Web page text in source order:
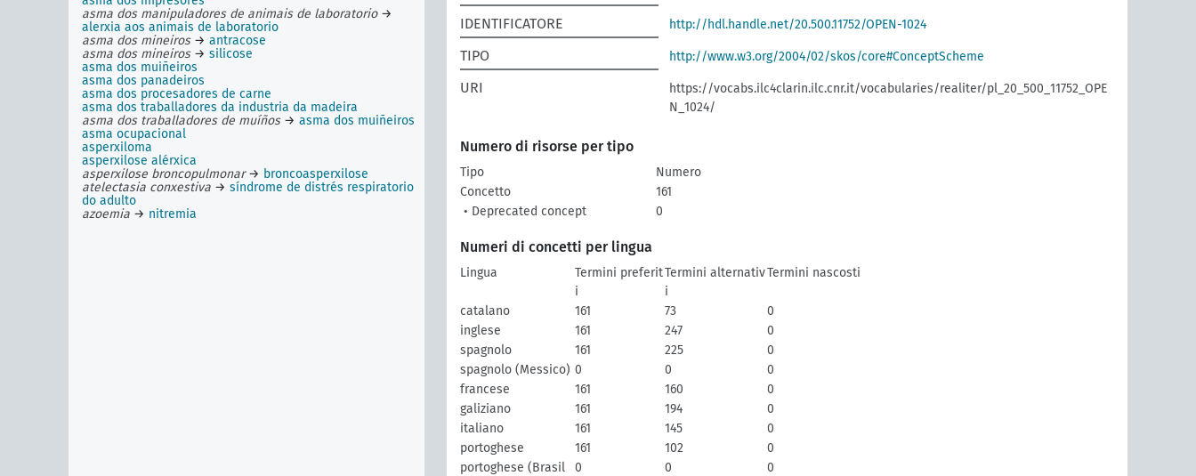
asma dos manipuladores de animais de laboratorio→
alerxia aos animais de laboratorio
asma dos mineiros→ antracose
asma dos mineiros→ silicose
asma dos muiñeiros
asma dos panadeiros
asma dos procesadores de carne
asma dos traballadores da industria da madeira
asma dos traballadores de muíños→ asma dos muiñeiros
asma ocupacional
asperxiloma
asperxilose alérxica
asperxilose broncopulmonar→ broncoasperxilose
atelectasia conxestiva → síndrome de distrés respiratorio
do adulto
azoemia → nitremia
IDENTIFICATORE http://hdl.handle.net/20.500.11752/OPEN-1024
TIPO http://www.w3.org/2004/02/skos/core#ConceptScheme
URI
https://vocabs.ilc4clarin.ilc.cnr.it/vocabularies/realiter/pl_20_500_11752_OPE
N_1024/
Numero di risorse per tipo
Tipo
Numero
Concetto
161
• Deprecated concept
0
Numeri di concetti per lingua
Lingua
Termini preferit
i
Termini alternativ
i
Termini nascosti
catalano 161 73
0
inglese
161 247
0
spagnolo
161 225
0
spagnolo (Messico) 0 0
0
francese
161 160
0
galiziano
161 194
0
italiano
161 145
0
portoghese
161 102
0
portoghese (Brasil
0 0 0